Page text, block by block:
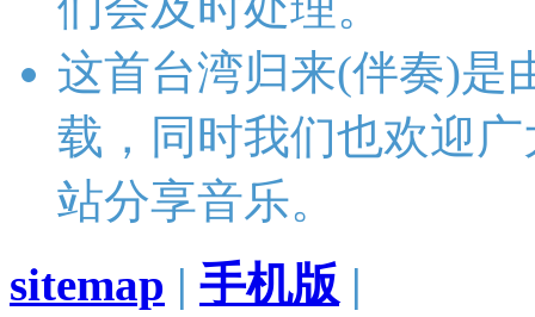
这首台湾归来(伴奏)是
载，同时我们也欢迎
站分享音乐。
sitemap | 手机版 |